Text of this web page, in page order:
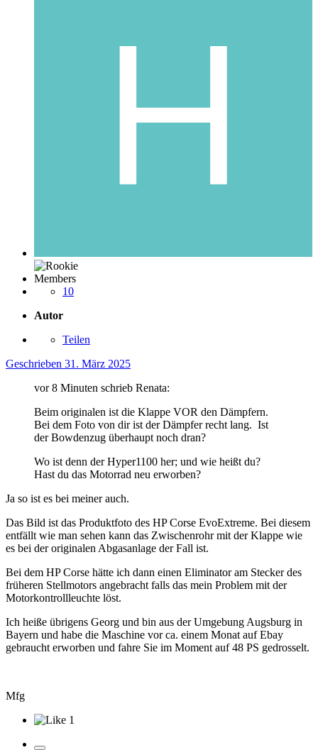
Members
10
Autor
Teilen
Geschrieben 31. März 2025
vor 8 Minuten schrieb Renata:
Beim originalen ist die Klappe VOR den Dämpfern.
Bei dem Foto von dir ist der Dämpfer recht lang. Ist
der Bowdenzug überhaupt noch dran?
Wo ist denn der Hyper1100 her; und wie heißt du?
Hast du das Motorrad neu erworben?
Ja so ist es bei meiner auch.
Das Bild ist das Produktfoto des HP Corse EvoExtreme. Bei diesem
entfällt wie man sehen kann das Zwischenrohr mit der Klappe wie
es bei der originalen Abgasanlage der Fall ist.
Bei dem HP Corse hätte ich dann einen Eliminator am Stecker des
früheren Stellmotors angebracht falls das mein Problem mit der
Motorkontrollleuchte löst.
Ich heiße übrigens Georg und bin aus der Umgebung Augsburg in
Bayern und habe die Maschine vor ca. einem Monat auf Ebay
gebraucht erworben und fahre Sie im Moment auf 48 PS gedrosselt.
Mfg
1